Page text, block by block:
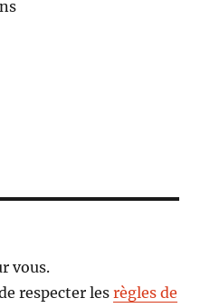
vous.
respecter lesrègles de